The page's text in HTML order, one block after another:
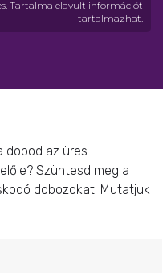
Tartalma elavult információt
tartalmazhat.
dobod az üres
Szüntesd meg a
dobozokat! Mutatjuk